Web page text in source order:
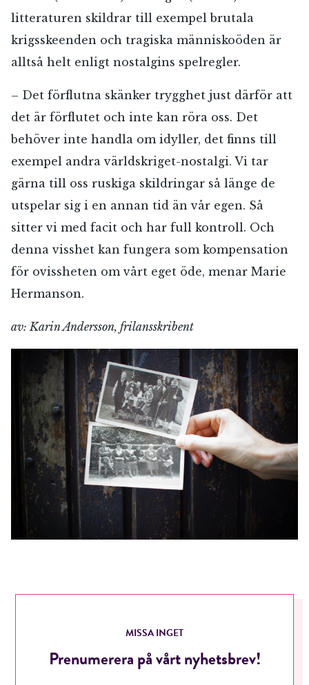
litteraturen skildrar till exempel brutala
krigsskeenden och tragiska människoöden är
alltså helt enligt nostalgins spelregler.
– Det förflutna skänker trygghet just därför att
det är förflutet och inte kan röra oss. Det
behöver inte handla om idyller, det finns till
exempel andra världskriget-nostalgi. Vi tar
gärna till oss ruskiga skildringar så länge de
utspelar sig i en annan tid än vår egen. Så
sitter vi med facit och har full kontroll. Och
denna visshet kan fungera som kompensation
för ovissheten om vårt eget öde, menar Marie
Hermanson.
av: Karin Andersson, frilansskribent
MISSA INGET
Prenumerera på vårt nyhetsbrev!